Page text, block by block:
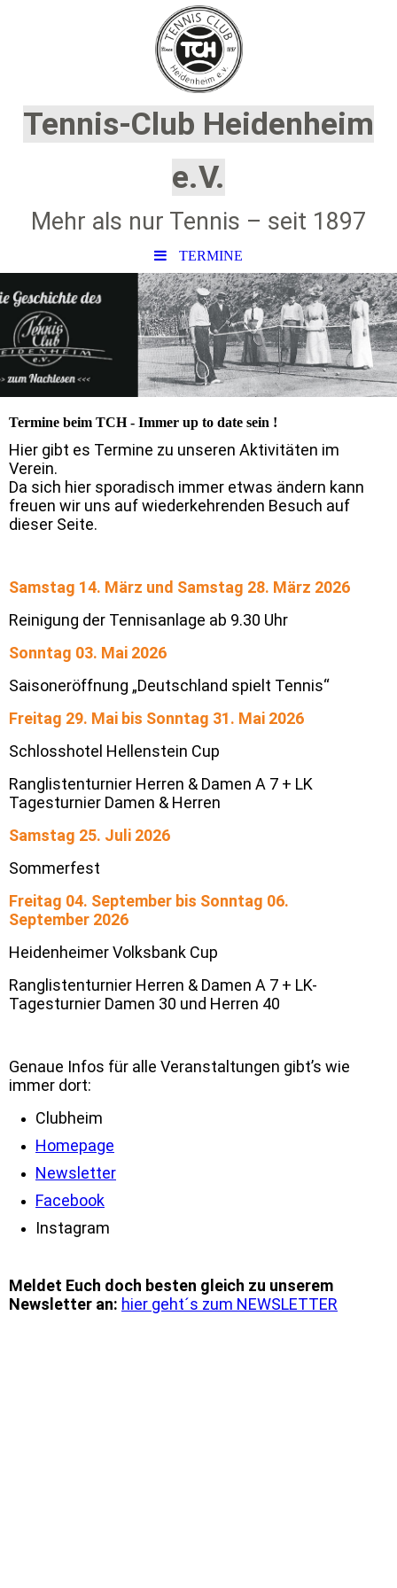
Tennis-Club Heidenheim
e.V.
Mehr als nur Tennis – seit 1897
TERMINE
Termine beim TCH - Immer up to date sein !
Hier gibt es Termine zu unseren Aktivitäten im
Verein.
Da sich hier sporadisch immer etwas ändern kann
freuen wir uns auf wiederkehrenden Besuch auf
dieser Seite.
Samstag 14. März und Samstag 28. März 2026
Reinigung der Tennisanlage ab 9.30 Uhr
Sonntag 03. Mai 2026
Saisoneröffnung „Deutschland spielt Tennis“
Freitag 29. Mai bis Sonntag 31. Mai 2026
Schlosshotel Hellenstein Cup
Ranglistenturnier Herren & Damen A 7 + LK
Tagesturnier Damen & Herren
Samstag 25. Juli 2026
Sommerfest
Freitag 04. September bis Sonntag 06.
September 2026
Heidenheimer Volksbank Cup
Ranglistenturnier Herren & Damen A 7 + LK-
Tagesturnier Damen 30 und Herren 40
Genaue Infos für alle Veranstaltungen gibt’s wie
immer dort:
Clubheim
Homepage
Newsletter
Facebook
Instagram
Meldet Euch doch besten gleich zu unserem
Newsletter an: hier geht´s zum NEWSLETTER